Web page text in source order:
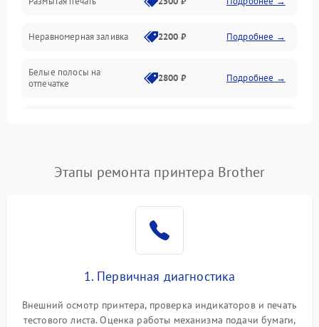
Панель управления и индикация
Режим работы
Питание и запуск
Неравномерная заливка 2200 ₽ Подробнее →
Белые полосы на
отпечатке
2800 ₽ Подробнее →
Этапы ремонта принтера Brother
1. Первичная диагностика
Внешний осмотр принтера, проверка индикаторов и печать
тестового листа. Оценка работы механизма подачи бумаги,